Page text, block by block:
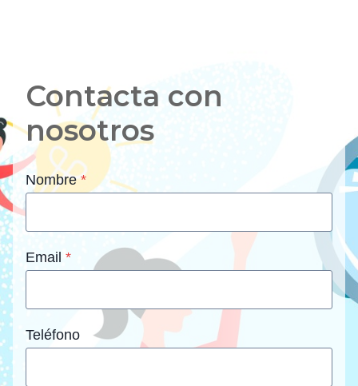
Contacta con
nosotros
Nombre *
Email *
Teléfono